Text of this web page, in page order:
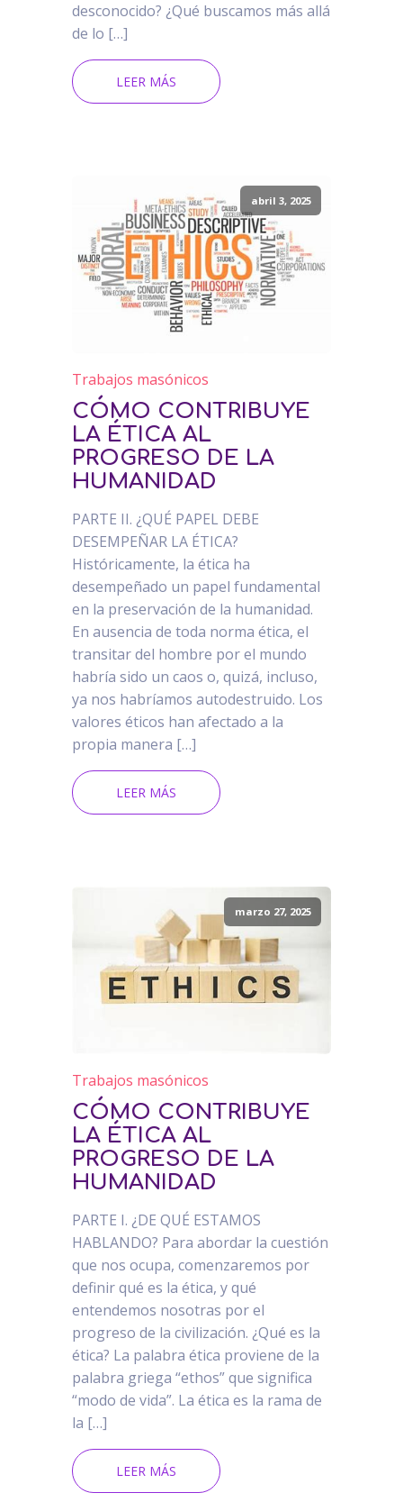
desconocido? ¿Qué buscamos más allá
de lo […]
LEER MÁS
abril 3, 2025
Trabajos masónicos
CÓMO CONTRIBUYE
LA ÉTICA AL
PROGRESO DE LA
HUMANIDAD
PARTE II. ¿QUÉ PAPEL DEBE
DESEMPEÑAR LA ÉTICA?
Históricamente, la ética ha
desempeñado un papel fundamental
en la preservación de la humanidad.
En ausencia de toda norma ética, el
transitar del hombre por el mundo
habría sido un caos o, quizá, incluso,
ya nos habríamos autodestruido. Los
valores éticos han afectado a la
propia manera […]
LEER MÁS
marzo 27, 2025
Trabajos masónicos
CÓMO CONTRIBUYE
LA ÉTICA AL
PROGRESO DE LA
HUMANIDAD
PARTE I. ¿DE QUÉ ESTAMOS
HABLANDO? Para abordar la cuestión
que nos ocupa, comenzaremos por
definir qué es la ética, y qué
entendemos nosotras por el
progreso de la civilización. ¿Qué es la
ética? La palabra ética proviene de la
palabra griega “ethos” que significa
“modo de vida”. La ética es la rama de
la […]
LEER MÁS